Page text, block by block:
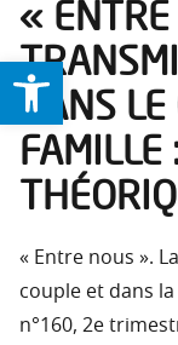
Ouvrir la barre d’outils
«
DANS
FAMILLE
« Entre nous ».
couple et dans
n°160, 2e